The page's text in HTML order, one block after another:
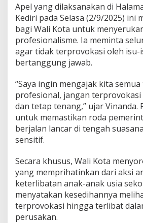
m
e
s
w
a
t
i
j
a
k
A
S
N
g
a
P
r
o
e
​Apel yang dilaksanakan di
Kediri pada Selasa (2/9/2025) ini
bagi Wali Kota untuk
profesionalisme. Ia meminta
agar tidak terprovokasi oleh isu-
bertanggung jawab.
​“Saya ingin mengajak kita
profesional, jangan
dan tetap tenang,” ujar Vinanda.
untuk memastikan roda
berjalan lancar di tengah
sensitif.
​Secara khusus, Wali Kota
yang memprihatinkan dari aksi
keterlibatan anak-anak usia
menyatakan kesedihannya
terprovokasi hingga terlibat
perusakan.